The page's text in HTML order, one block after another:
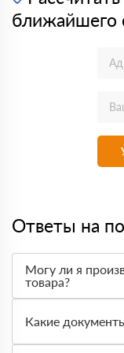
ближайшего
Ответы на
Могу ли я
товара?
Тем не менее,
неприемлемо, вы
Какие